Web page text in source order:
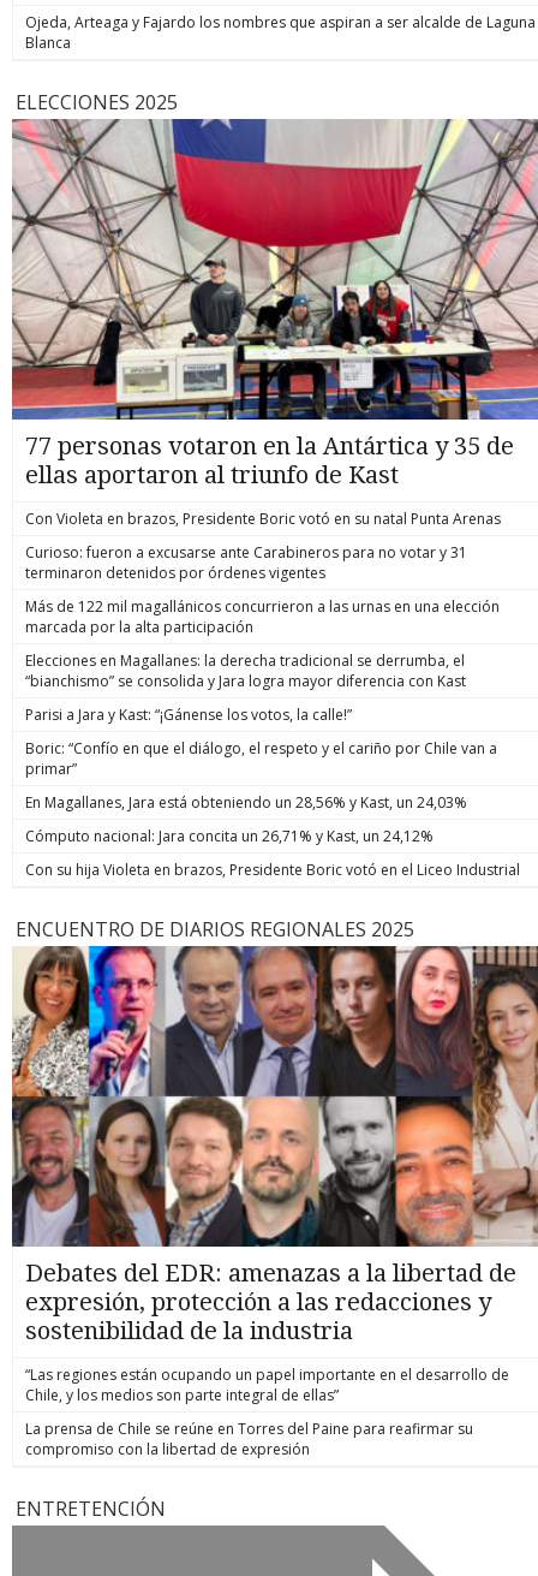
Ojeda, Arteaga y Fajardo los nombres que aspiran a ser alcalde de Laguna
Blanca
ELECCIONES 2025
77 personas votaron en la Antártica y 35 de
ellas aportaron al triunfo de Kast
Con Violeta en brazos, Presidente Boric votó en su natal Punta Arenas
Curioso: fueron a excusarse ante Carabineros para no votar y 31
terminaron detenidos por órdenes vigentes
Más de 122 mil magallánicos concurrieron a las urnas en una elección
marcada por la alta participación
Elecciones en Magallanes: la derecha tradicional se derrumba, el
“bianchismo” se consolida y Jara logra mayor diferencia con Kast
Parisi a Jara y Kast: “¡Gánense los votos, la calle!”
Boric: “Confío en que el diálogo, el respeto y el cariño por Chile van a
primar”
En Magallanes, Jara está obteniendo un 28,56% y Kast, un 24,03%
Cómputo nacional: Jara concita un 26,71% y Kast, un 24,12%
Con su hija Violeta en brazos, Presidente Boric votó en el Liceo Industrial
ENCUENTRO DE DIARIOS REGIONALES 2025
Debates del EDR: amenazas a la libertad de
expresión, protección a las redacciones y
sostenibilidad de la industria
“Las regiones están ocupando un papel importante en el desarrollo de
Chile, y los medios son parte integral de ellas”
La prensa de Chile se reúne en Torres del Paine para reafirmar su
compromiso con la libertad de expresión
ENTRETENCIÓN